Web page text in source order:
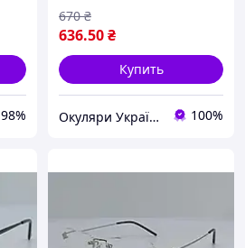
98%
636.50₴
670 ₴
Купить
Окуляри Україна 100%